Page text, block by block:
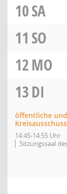
10SA
11 SO
12MO
13DI
öffentliche
14:45-14:55 Uhr
Sitzungssaal